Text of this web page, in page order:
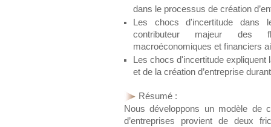
dans le processus de création
Les chocs d'incertitude
contributeur majeur des
macroéconomiques et financiers
Les chocs d'incertitude
et de la création d’entreprise
Résumé :
Nous développons un modèle de
d’entreprises provient de deux